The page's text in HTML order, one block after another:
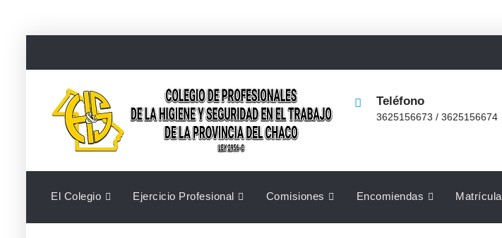
Teléfono
3625156673 / 3625156674
El Colegio Ejercicio Profesional Comisiones Encomiendas Matrícula